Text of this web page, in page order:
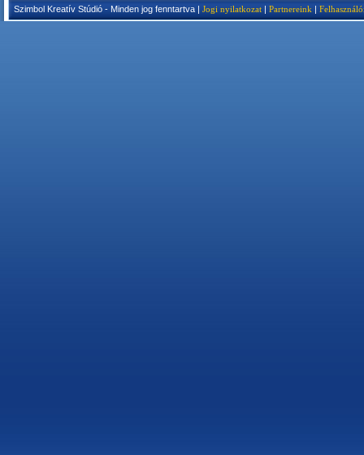
Szimbol Kreatív Stúdió - Minden jog fenntartva | Jogi nyilatkozat | Partnereink |